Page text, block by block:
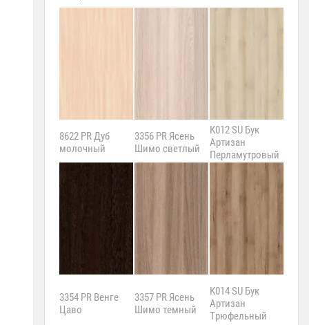
8622 PR Дуб
молочный
3356 PR Ясень
Шимо светлый
К012 SU Бук
Артизан
Перламутровый
3354 PR Венге
Цаво
3357 PR Ясень
Шимо темный
К014 SU Бук
Артизан
Трюфельный